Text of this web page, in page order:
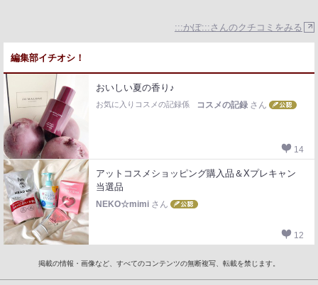
:::かぽ:::さんのクチコミをみる
編集部イチオシ！
おいしい夏の香り♪
お気に入りコスメの記録係 コスメの記録 さん
14
アットコスメショッピング購入品＆Xプレキャン
当選品
NEKO☆mimi さん
12
掲載の情報・画像など、すべてのコンテンツの無断複写、転載を禁じます。